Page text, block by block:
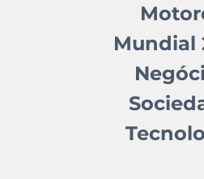
Mundial